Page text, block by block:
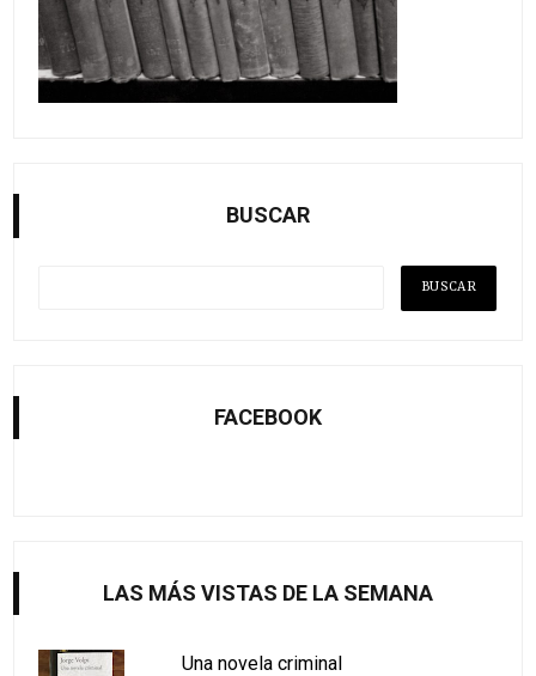
BUSCAR
FACEBOOK
LAS MÁS VISTAS DE LA SEMANA
Una novela criminal